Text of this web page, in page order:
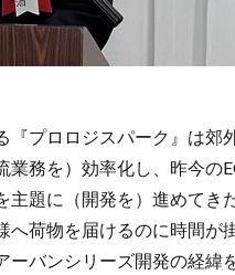
プロロジスパーク』は郊
務を）効率化し、昨今の
題に（開発を）進めてき
荷物を届けるのに時間が
バンシリーズ開発の経緯